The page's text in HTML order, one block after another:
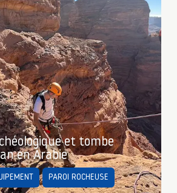
et tombe
en Arabie
PAROI ROCHEUSE